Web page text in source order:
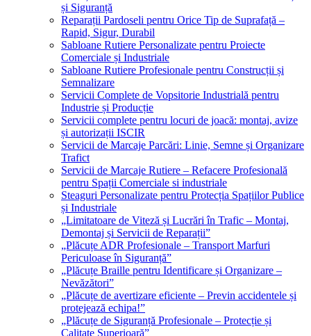
și Siguranță
Reparații Pardoseli pentru Orice Tip de Suprafață –
Rapid, Sigur, Durabil
Sabloane Rutiere Personalizate pentru Proiecte
Comerciale și Industriale
Sabloane Rutiere Profesionale pentru Construcții și
Semnalizare
Servicii Complete de Vopsitorie Industrială pentru
Industrie și Producție
Servicii complete pentru locuri de joacă: montaj, avize
și autorizații ISCIR
Servicii de Marcaje Parcări: Linie, Semne și Organizare
Trafict
Servicii de Marcaje Rutiere – Refacere Profesională
pentru Spații Comerciale si industriale
Steaguri Personalizate pentru Protecția Spațiilor Publice
și Industriale
„Limitatoare de Viteză și Lucrări în Trafic – Montaj,
Demontaj și Servicii de Reparații”
„Plăcuțe ADR Profesionale – Transport Marfuri
Periculoase în Siguranță”
„Plăcuțe Braille pentru Identificare și Organizare –
Nevăzători”
„Plăcuțe de avertizare eficiente – Previn accidentele și
protejează echipa!”
„Plăcuțe de Siguranță Profesionale – Protecție și
Calitate Superioară”